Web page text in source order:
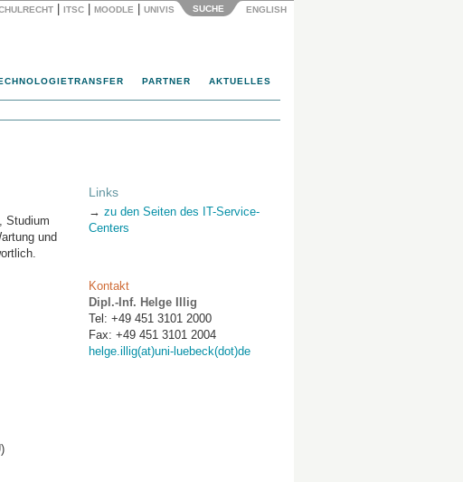
ITSC MOODLE UNIVIS SUCHE ENGLISH
PARTNER AKTUELLES
Studium
und
Kontakt
Dipl.-Inf. Helge Illig
Tel: +49 451 3101 2000
Fax: +49 451 3101 2004
helge.illig(at)uni-luebeck(dot)de
Links
→ zu den Seiten des IT-Service-
Centers